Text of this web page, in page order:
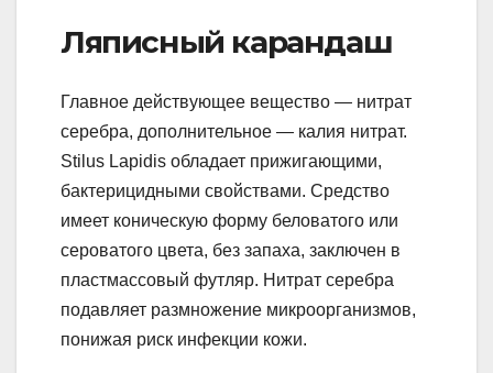
Ляписный карандаш
Главное действующее вещество — нитрат
серебра, дополнительное — калия нитрат.
Stilus Lapidis обладает прижигающими,
бактерицидными свойствами. Средство
имеет коническую форму беловатого или
сероватого цвета, без запаха, заключен в
пластмассовый футляр. Нитрат серебра
подавляет размножение микроорганизмов,
понижая риск инфекции кожи.